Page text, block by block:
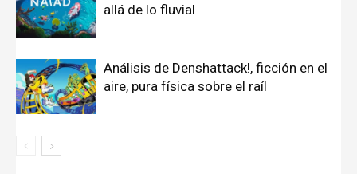
allá de lo fluvial
Análisis de Denshattack!, ficción en el
aire, pura física sobre el raíl